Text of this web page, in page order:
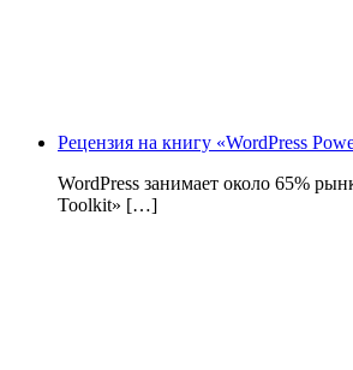
Рецензия на книгу «WordPress
WordPress занимает около 65%
Toolkit» […]